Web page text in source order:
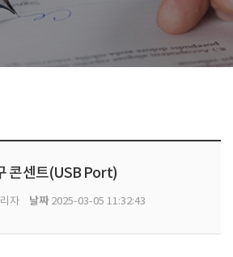
콘센트(USB Port)
자 날짜2025-03-05 11:32:43